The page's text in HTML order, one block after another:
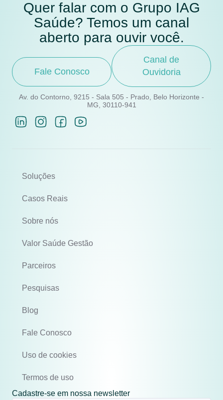
Quer falar com o Grupo IAG
Saúde? Temos um canal
aberto para ouvir você.
Fale Conosco
Canal de
Ouvidoria
Av. do Contorno, 9215 - Sala 505 - Prado, Belo Horizonte -
MG, 30110-941
Soluções
Casos Reais
Sobre nós
Valor Saúde Gestão
Parceiros
Pesquisas
Blog
Fale Conosco
Uso de cookies
Termos de uso
Cadastre-se em nossa newsletter